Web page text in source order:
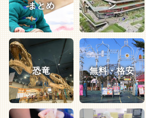
まとめ
ン
恐竜 無料・格安